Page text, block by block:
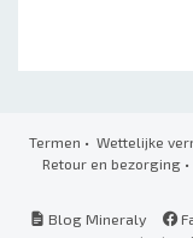
Termen • Wettelijke
Retour en bezorging•
Blog Mineraly